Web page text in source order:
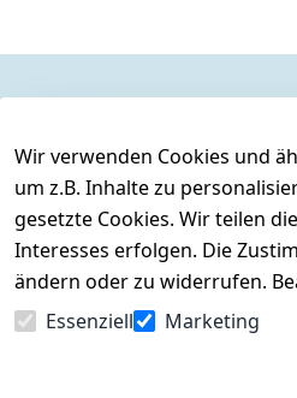
Wir verwenden Cookies und
um z.B. Inhalte zu
gesetzte Cookies. Wir teilen
Interesses erfolgen. Die
ändern oder zu widerrufen.
Essenziell
Marketing
AGB
Impressum
Barrierefreiheitserklärung
Widerrufsrecht